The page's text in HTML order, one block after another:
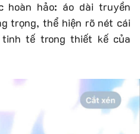
hoàn hảo: áo dài truyền
trọng, thể hiện rõ nét cái
tế trong thiết kế của